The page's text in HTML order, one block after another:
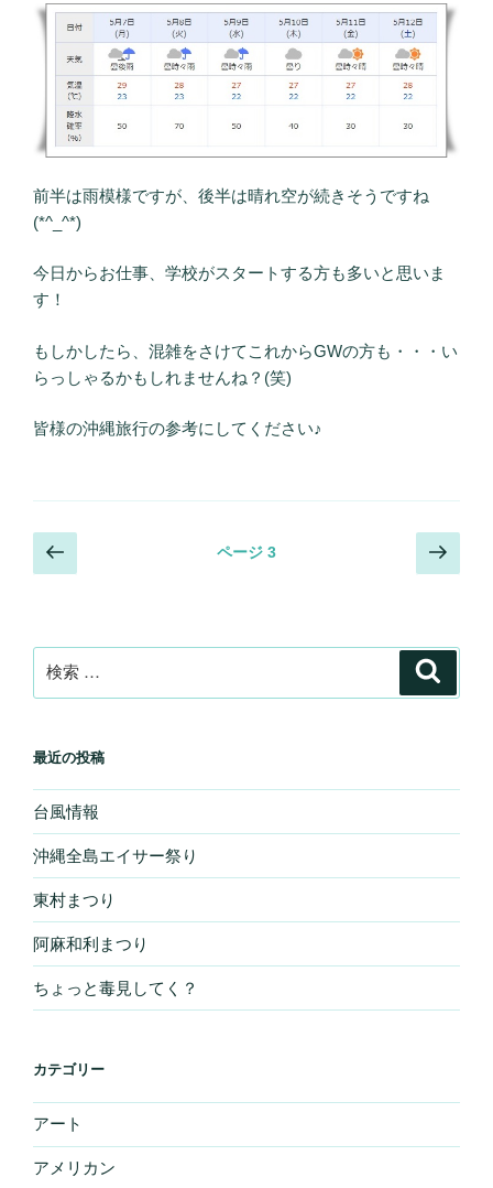
前半は雨模様ですが、後半は晴れ空が続きそうですね
(*^_^*)
今日からお仕事、学校がスタートする方も多いと思いま
す！
もしかしたら、混雑をさけてこれからGWの方も・・・い
らっしゃるかもしれませんね？(笑)
皆様の沖縄旅行の参考にしてください♪
投
稿
ゲ
ー
ョ
ン
の
ジ
ページ 3
次
の
ジ
検
索:
最近の投稿
台風情報
沖縄全島エイサー祭り
東村まつり
阿麻和利まつり
ちょっと毒見してく？
カテゴリー
アート
アメリカン